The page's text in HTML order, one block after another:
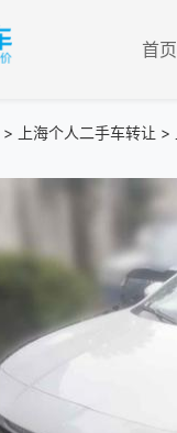
首页
> 上海个人二手车转让 >